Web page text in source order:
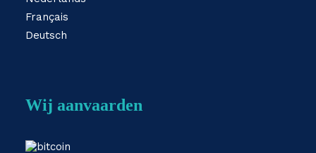
Français
Deutsch
Wij aanvaarden